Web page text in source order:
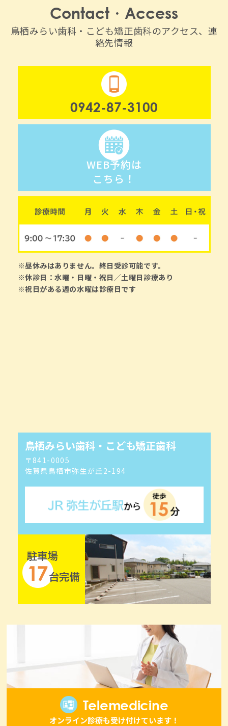
Contact・Access
鳥栖みらい歯科・こども矯正歯科のアクセス、連
絡先情報
0942-87-3100
WEB予約は
こちら！
※昼休みはありません。終日受診可能です。
※休診日：水曜・日曜・祝日／土曜日診療あり
※祝日がある週の水曜は診療日です
鳥栖みらい歯科・こども矯正歯科
〒841-0005
佐賀県鳥栖市弥生が丘2-194
Telemedicine
オンライン診療も受け付けています！